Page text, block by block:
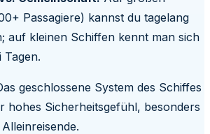
Passagiere) kannst du tagelang
auf kleinen Schiffen kennt man sich
geschlossene System des Schiffes
hohes Sicherheitsgefühl, besonders